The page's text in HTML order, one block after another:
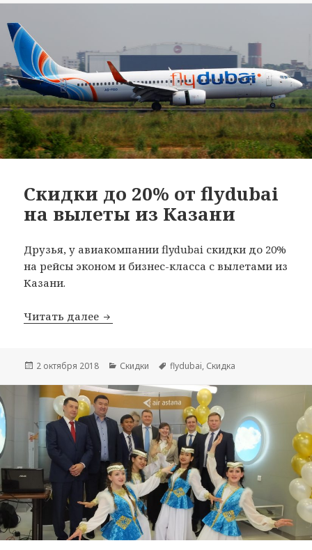
Скидки до 20% от flydubai
на вылеты из Казани
Друзья, у авиакомпании flydubai скидки до 20%
на рейсы эконом и бизнес-класса с вылетами из
Казани.
Читать далее Скидки до 20% от flydubai на вылеты
Опубликовано
2 октября 2018 Рубрики
Скидки Метки
flydubai, Скидка